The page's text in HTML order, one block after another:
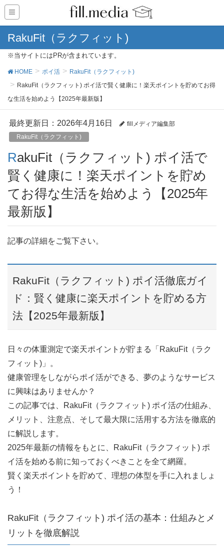
RakuFit（ラクフィット)
※当サイトにはPRが含まれています。
HOME ポイ活
RakuFit（ラクフィット)
RakuFit（ラクフィット) ポイ活で賢く健康に！楽天ポイントを貯めてお得
な生活を始めよう【2025年最新版】
最終更新日：2026年4月16日
fillメディア編集部
RakuFit（ラクフィット)
RakuFit（ラクフィット) ポイ活で
賢く健康に！楽天ポイントを貯め
てお得な生活を始めよう【2025年
最新版】
記事の詳細をご覧下さい。
RakuFit（ラクフィット) ポイ活徹底ガイ
ド：賢く健康に楽天ポイントを貯める方
法【2025年最新版】
日々の体重測定で楽天ポイントが貯まる「RakuFit（ラク
フィット)」。
健康管理をしながらポイ活ができる、夢のようなサービス
に興味はありませんか？
この記事では、RakuFit（ラクフィット) ポイ活の仕組み、
メリット、注意点、そして最大限に活用する方法を徹底的
に解説します。
2025年最新の情報をもとに、RakuFit（ラクフィット) ポ
イ活を始める前に知っておくべきことを全て網羅。
賢く楽天ポイントを貯めて、理想の体型を手に入れましょ
う！
RakuFit（ラクフィット) ポイ活の基本：仕組みとメ
リットを徹底解説